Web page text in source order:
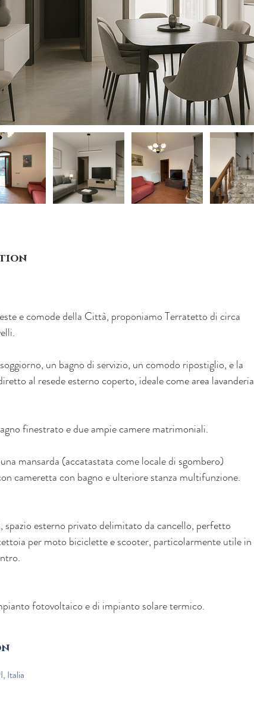
e comode della Città, proponiamo Terratetto di circa
un bagno di servizio, un comodo ripostiglio, e la
al resede esterno coperto, ideale come area lavanderia
finestrato e due ampie camere matrimoniali.
mansarda (accatastata come locale di sgombero)
cameretta con bagno e ulteriore stanza multifunzione.
esterno privato delimitato da cancello, perfetto
per moto biciclette e scooter, particolarmente utile in
fotovoltaico e di impianto solare termico.
Italia